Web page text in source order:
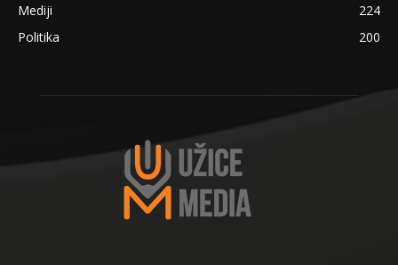
Mediji
224
Politika
200